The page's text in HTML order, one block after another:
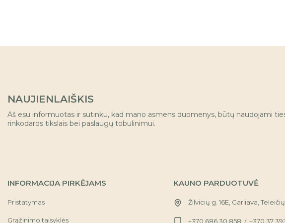
NAUJIENLAIŠKIS
Aš esu informuotas ir sutinku, kad mano asmens duomenys, būtų naudojami
rinkodaros tikslais bei paslaugų tobulinimui.
INFORMACIJA PIRKĖJAMS
Pristatymas
Grąžinimo taisyklės
KAUNO PARDUOTUVĖ
Žilvicių g. 16E, Garliava,
+370 686 30 858 / +370 37